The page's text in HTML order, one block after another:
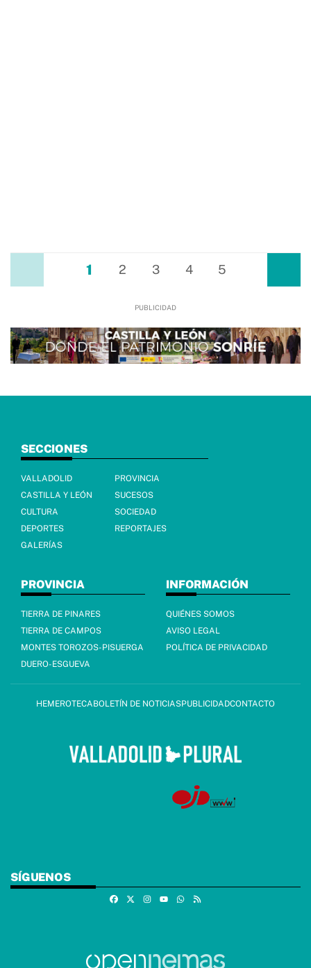
1 2 3 4 5
SECCIONES
VALLADOLID
PROVINCIA
CASTILLA Y LEÓN
SUCESOS
CULTURA
SOCIEDAD
DEPORTES
REPORTAJES
GALERÍAS
PROVINCIA
TIERRA DE PINARES
TIERRA DE CAMPOS
MONTES TOROZOS-PISUERGA
DUERO-ESGUEVA
INFORMACIÓN
QUIÉNES SOMOS
AVISO LEGAL
POLÍTICA DE PRIVACIDAD
HEMEROTECABOLETÍN DE NOTICIASPUBLICIDADCONTACTO
SÍGUENOS
FacebookInstagramWhatsapp